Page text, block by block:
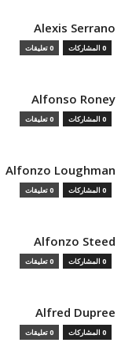
Alexis Serrano
0 المشاركات 0 تعليقات
Alfonso Roney
0 المشاركات 0 تعليقات
Alfonzo Loughman
0 المشاركات 0 تعليقات
Alfonzo Steed
0 المشاركات 0 تعليقات
Alfred Dupree
0 المشاركات 0 تعليقات